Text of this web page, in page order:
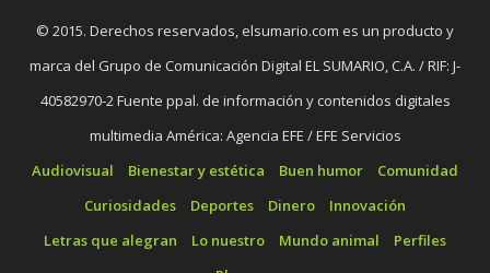
© 2015. Derechos reservados, elsumario.com es un producto y
marca del Grupo de Comunicación Digital EL SUMARIO, C.A. / RIF: J-
40582970-2 Fuente ppal. de información y contenidos digitales
multimedia América: Agencia EFE / EFE Servicios
Audiovisual
Bienestar y estética Buen humor
Comunidad
Curiosidades
Deportes Dinero
Innovación
Letras que alegran
Lo nuestro Mundo animal
Perfiles